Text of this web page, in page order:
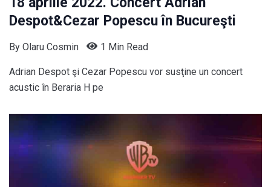
Despot&Cezar Popescu în Bucureşti
By Olaru Cosmin 1 Min Read
Adrian Despot şi Cezar Popescu vor susţine un concert
acustic în Beraria H pe